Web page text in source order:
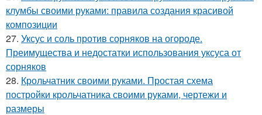
клумбы своими руками: правила создания красивой
композиции
27. Уксус и соль против сорняков на огороде.
Преимущества и недостатки использования уксуса от
сорняков
28. Крольчатник своими руками. Простая схема
постройки крольчатника своими руками, чертежи и
размеры